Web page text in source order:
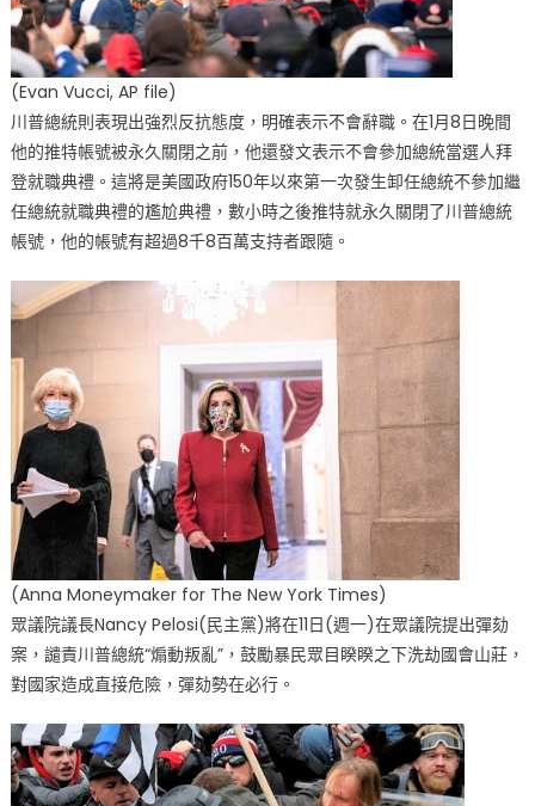
壇
容
不
川
普
總
統〉
中
(Evan Vucci, AP file)
川普總統則表現出強烈反抗態度，明確表示不會辭職。在1月8日晚間
他的推特帳號被永久關閉之前，他還發文表示不會參加總統當選人拜
登就職典禮。這將是美國政府150年以來第一次發生卸任總統不參加繼
任總統就職典禮的尷尬典禮，數小時之後推特就永久關閉了川普總統
帳號，他的帳號有超過8千8百萬支持者跟隨。
(Anna Moneymaker for The New York Times)
眾議院議長Nancy Pelosi(民主黨)將在11日(週一)在眾議院提出彈劾
案，譴責川普總統“煽動叛亂”，鼓勵暴民眾目睽睽之下洗劫國會山莊，
對國家造成直接危險，彈劾勢在必行。